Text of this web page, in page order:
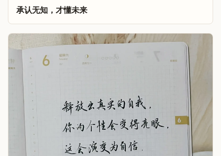
承认无知，才懂未来